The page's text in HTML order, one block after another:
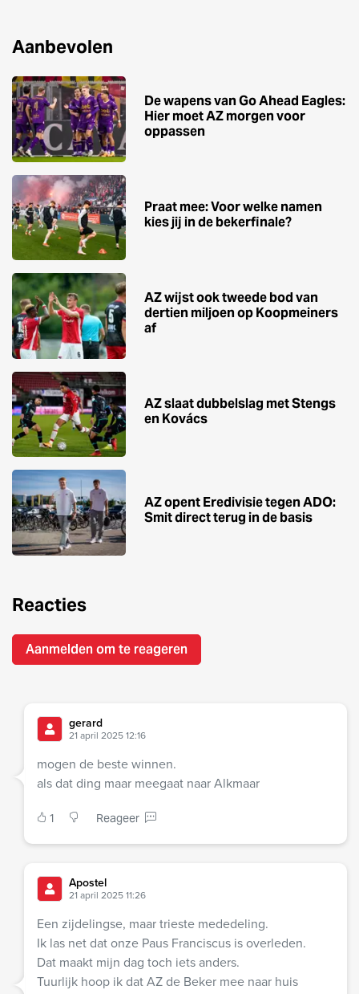
Aanbevolen
De wapens van Go Ahead Eagles:
Hier moet AZ morgen voor
oppassen
Praat mee: Voor welke namen
kies jij in de bekerfinale?
AZ wijst ook tweede bod van
dertien miljoen op Koopmeiners
af
AZ slaat dubbelslag met Stengs
en Kovács
AZ opent Eredivisie tegen ADO:
Smit direct terug in de basis
Reacties
Aanmelden om te reageren
gerard
21 april 2025 12:16
mogen de beste winnen.
als dat ding maar meegaat naar Alkmaar
1 Reageer
Apostel
21 april 2025 11:26
Een zijdelingse, maar trieste mededeling.
Ik las net dat onze Paus Franciscus is overleden.
Dat maakt mijn dag toch iets anders.
Tuurlijk hoop ik dat AZ de Beker mee naar huis